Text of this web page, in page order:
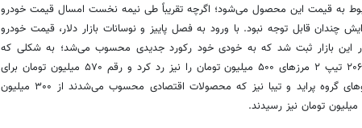
به قیمت این محصول می‌شود؛ اگرچه تقریباً طی نیمه نخست امسال قیمت خودرو
چندان قابل توجه نبود. با ورود به فصل پاییز و نوسانات بازار دلار، قیمت خودرو
در این بازار ثبت شد که به خودی خود رکورد جدیدی محسوب می‌شد؛ به شکلی که
شاهد بودیم قیمت خودروی پژو ۲۰۶ تیپ ۲ مرزهای ۵۰۰ میلیون تومان را نیز رد کرد و رقم ۵۷۰ میلیون تومان برای
گروه پراید و تیبا
نیز که محصولات اقتصادی محسوب می‌شدند از ۳۰۰ میلیون